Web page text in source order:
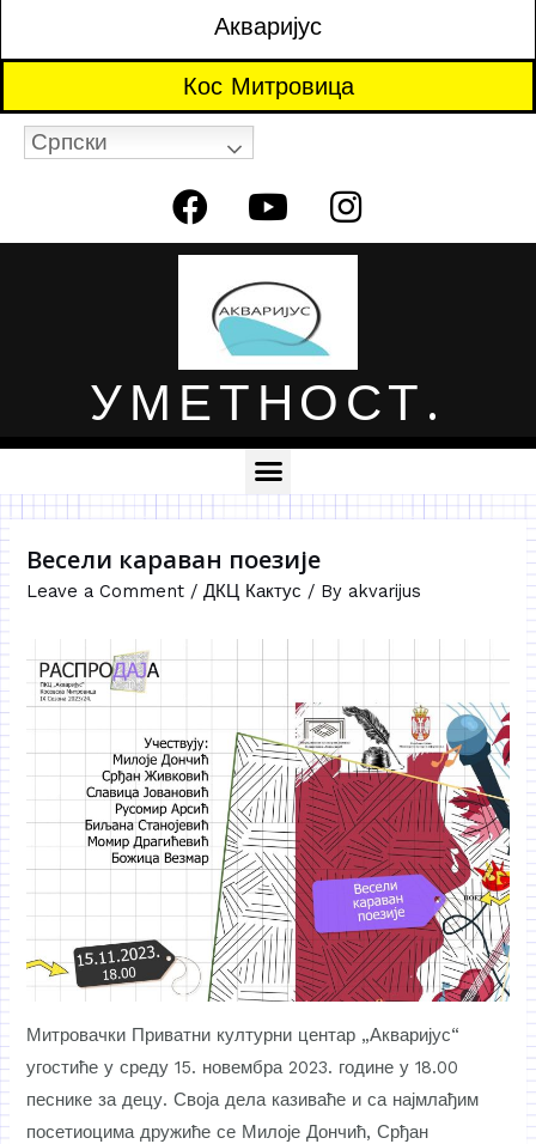
Акваријус
Кос Митровица
Српски
УМЕТНОСТ.
Весели караван поезије
Leave a Comment /ДКЦ Кактус / By akvarijus
Митровачки Приватни културни центар „Акваријус“
угостиће у среду 15. новембра 2023. године у 18.00
песнике за децу. Своја дела казиваће и са најмлађим
посетиоцима дружиће се Милоје Дончић, Срђан